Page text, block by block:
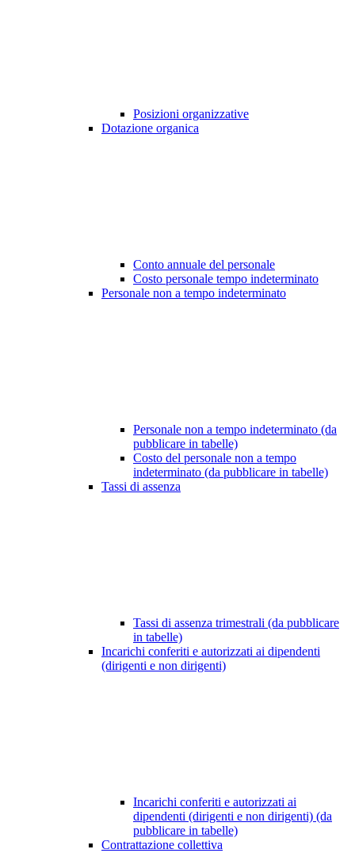
Posizioni organizzative
Dotazione organica
Conto annuale del personale
Costo personale tempo indeterminato
Personale non a tempo indeterminato
Personale non a tempo indeterminato (da
pubblicare in tabelle)
Costo del personale non a tempo
indeterminato (da pubblicare in tabelle)
Tassi di assenza
Tassi di assenza trimestrali (da pubblicare
in tabelle)
Incarichi conferiti e autorizzati ai dipendenti
(dirigenti e non dirigenti)
Incarichi conferiti e autorizzati ai
dipendenti (dirigenti e non dirigenti) (da
pubblicare in tabelle)
Contrattazione collettiva